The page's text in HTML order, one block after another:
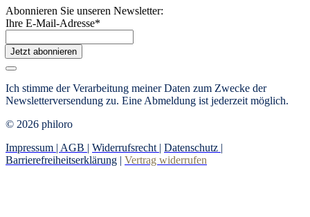
Abonnieren Sie unseren Newsletter:
Ihre E-Mail-Adresse*
Jetzt abonnieren
Ich stimme der Verarbeitung meiner Daten zum Zwecke der
Newsletterversendung zu. Eine Abmeldung ist jederzeit möglich.
© 2026 philoro
Impressum | AGB | Widerrufsrecht | Datenschutz |
Barrierefreiheitserklärung | Vertrag widerrufen